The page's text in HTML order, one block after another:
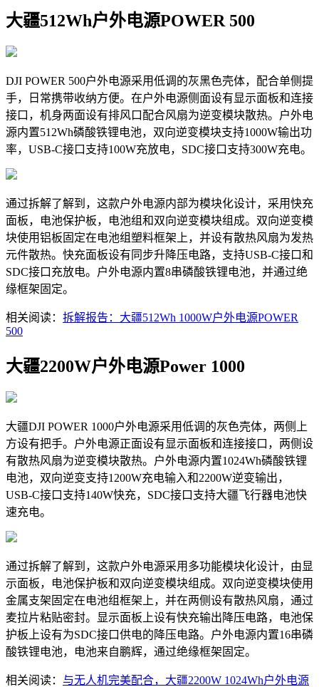
大疆512Wh户外电源POWER 500
DJI POWER 500户外电源采用低调的灰黑色壳体，配合单侧提
手，日常携带收纳方便。在户外电源侧面设有显示面板和连接
接口，机身两面设有排风口配合风扇为逆变模块散热。户外电
源内置512Wh磷酸铁锂电池，双向逆变模块支持1000W输出功
率，USB-C接口支持100W充放电，SDC接口支持300W充电。
通过拆解了解到，这款户外电源内部为模块化设计，采用快充
面板，电池保护板，电池组和双向逆变模块组成。双向逆变模
块使用铝板固定在电池组塑料框架上，并设有散热风扇为发热
元件散热。快充面板设有同步升降压电路，支持USB-C接口和
SDC接口充放电。户外电源内置8串磷酸铁锂电池，并通过绝
缘框架固定。
相关阅读： 拆解报告：大疆512Wh 1000W户外电源POWER
500
大疆2200W户外电源Power 1000
大疆DJI POWER 1000户外电源采用低调的灰色壳体，两侧上
方设有把手。户外电源正面设有显示面板和连接接口，两侧设
有散热风扇为逆变模块散热。户外电源内置1024Wh磷酸铁锂
电池，双向逆变支持1200W充电输入和2200W逆变输出，
USB-C接口支持140W快充，SDC接口支持大疆飞行器电池快
速充电。
通过拆解了解到，这款户外电源采用多功能模块化设计，由显
示面板，电池保护板和双向逆变模块组成。双向逆变模块使用
金属支架固定在电池组框架上，并在两侧设有散热风扇，通过
麦拉片粘贴密封。显示面板上设有快充输出降压电路，电池保
护板上设有为SDC接口供电的降压电路。户外电源内置16串磷
酸铁锂电池，电池来自鹏辉，通过绝缘框架固定。
相关阅读： 与无人机完美配合，大疆2200W 1024Wh户外电源